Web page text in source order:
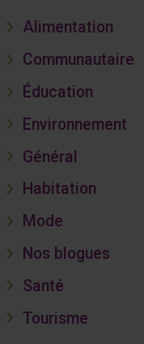
Alimentation
Communautaire
Éducation
Environnement
Général
Habitation
Mode
Nos blogues
Santé
Tourisme